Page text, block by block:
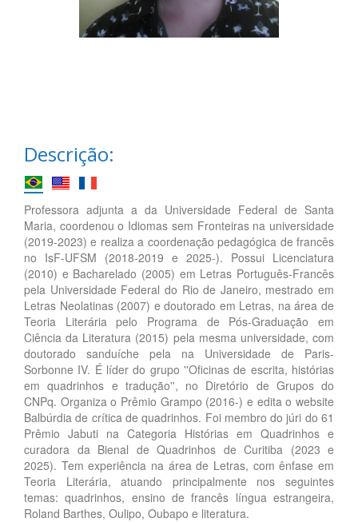
Descrição:
Professora adjunta a da Universidade Federal de Santa
Maria, coordenou o Idiomas sem Fronteiras na universidade
(2019-2023) e realiza a coordenação pedagógica de francês
no IsF-UFSM (2018-2019 e 2025-). Possui Licenciatura
(2010) e Bacharelado (2005) em Letras Português-Francês
pela Universidade Federal do Rio de Janeiro, mestrado em
Letras Neolatinas (2007) e doutorado em Letras, na área de
Teoria Literária pelo Programa de Pós-Graduação em
Ciência da Literatura (2015) pela mesma universidade, com
doutorado sanduíche pela na Universidade de Paris-
Sorbonne IV. É líder do grupo ''Oficinas de escrita, histórias
em quadrinhos e tradução'', no Diretório de Grupos do
CNPq. Organiza o Prêmio Grampo (2016-) e edita o website
Balbúrdia de crítica de quadrinhos. Foi membro do júri do 61
Prêmio Jabuti na Categoria Histórias em Quadrinhos e
curadora da Bienal de Quadrinhos de Curitiba (2023 e
2025). Tem experiência na área de Letras, com ênfase em
Teoria Literária, atuando principalmente nos seguintes
temas: quadrinhos, ensino de francês língua estrangeira,
Roland Barthes, Oulipo, Oubapo e literatura.